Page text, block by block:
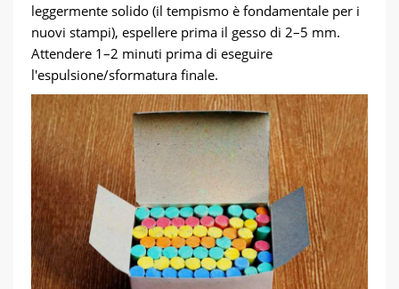
leggermente solido (il tempismo è fondamentale per i
nuovi stampi), espellere prima il gesso di 2–5 mm.
Attendere 1–2 minuti prima di eseguire
l'espulsione/sformatura finale.